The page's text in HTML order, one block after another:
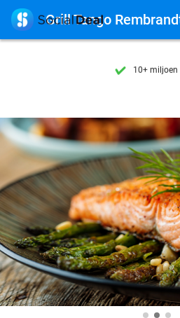
7 dagen per
10+ miljoen
7 dagen per week
10+ miljoen
 Grill Tango